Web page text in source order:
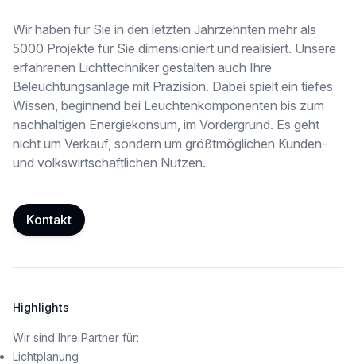
Wir haben für Sie in den letzten Jahrzehnten mehr als
5000 Projekte für Sie dimensioniert und realisiert. Unsere
erfahrenen Lichttechniker gestalten auch Ihre
Beleuchtungsanlage mit Präzision. Dabei spielt ein tiefes
Wissen, beginnend bei Leuchtenkomponenten bis zum
nachhaltigen Energiekonsum, im Vordergrund. Es geht
nicht um Verkauf, sondern um größtmöglichen Kunden-
und volkswirtschaftlichen Nutzen.
Kontakt
Highlights
Wir sind Ihre Partner für:
Lichtplanung